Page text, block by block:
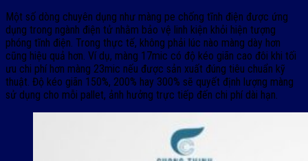
Một số dòng chuyên dụng như màng pe chống tĩnh điện được ứng
dụng trong ngành điện tử nhằm bảo vệ linh kiện khỏi hiện tượng
phóng tĩnh điện. Trong thực tế, không phải lúc nào màng dày hơn
cũng hiệu quả hơn. Ví dụ, màng 17mic có độ kéo giãn cao đôi khi tối
ưu chi phí hơn màng 23mic nếu được sản xuất đúng tiêu chuẩn kỹ
thuật. Độ kéo giãn 150%, 200% hay 300% sẽ quyết định lượng màng
sử dụng cho mỗi pallet, ảnh hưởng trực tiếp đến chi phí dài hạn.